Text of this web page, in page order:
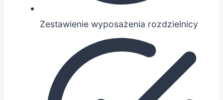
Zestawienie wyposażenia rozdzielnicy